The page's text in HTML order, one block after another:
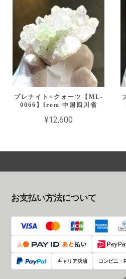
プレナイト×クォーツ【ML-
0066】from 中国四川省
¥12,600
お支払い方法について
キャリア決済 コンビニ